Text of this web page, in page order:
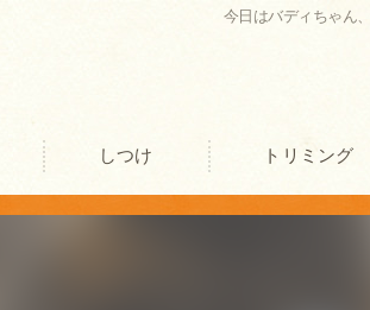
今日はバディちゃん
しつけ トリミング